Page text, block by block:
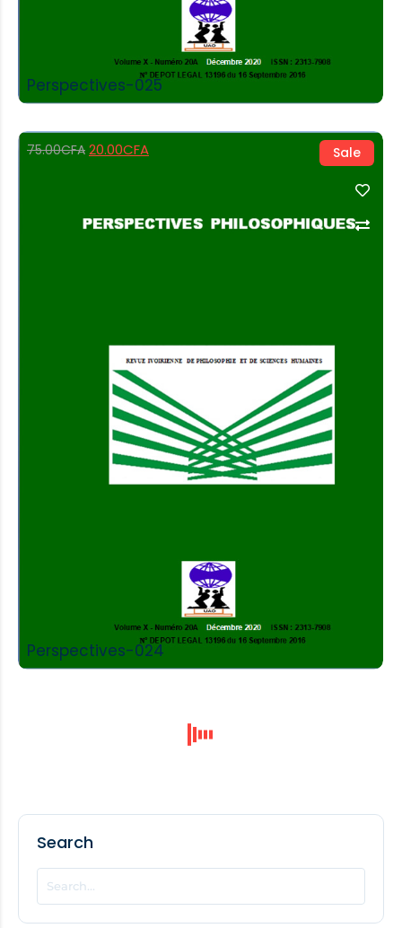
Perspectives-025
Sale
75.00CFA 20.00CFA
Perspectives-024
Add to Cart
Search